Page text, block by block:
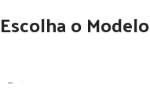
Escolha o Modelo